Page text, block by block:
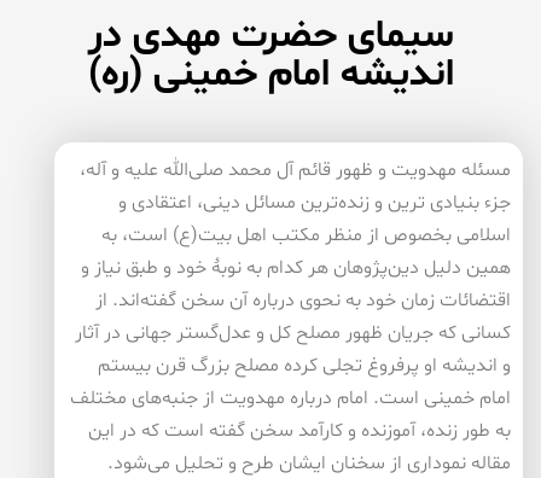
سیمای حضرت مهدی در
اندیشه امام خمینی (ره)
مسئله مهدویت و ظهور قائم آل محمد صلی‌الله علیه و آله،
جزء بنیادی‌ ترین و زنده‌ترین مسائل دینی، اعتقادی و
اسلامی بخصوص از منظر مکتب اهل بیت(ع) است، به
همین دلیل دین‌پژوهان هر کدام به نوبۀ خود و طبق نیاز و
اقتضائات زمان خود به نحوی درباره آن سخن گفته‌اند. از
کسانی که جریان ظهور مصلح کل و عدل‌گستر جهانی در آثار
و اندیشه او پرفروغ تجلی کرده مصلح بزرگ قرن بیستم
امام خمینی است. امام درباره مهدویت از جنبه‌های مختلف
به طور زنده، آموزنده و کارآمد سخن گفته است که در این
مقاله نموداری از سخنان ایشان طرح و تحلیل می‌شود.